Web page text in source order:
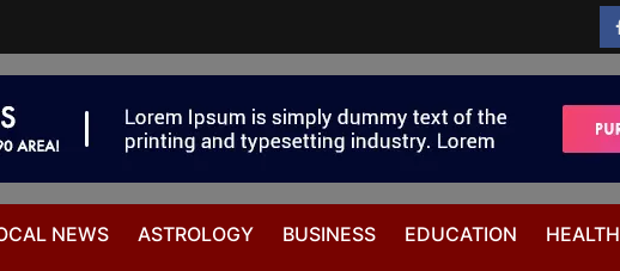
NEWS ASTROLOGY BUSINESS EDUCATION HEALTH